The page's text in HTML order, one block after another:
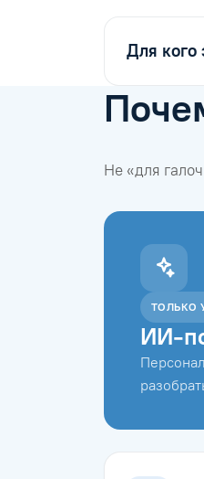
Для кого
Не «для
ТОЛЬКО
ИИ-